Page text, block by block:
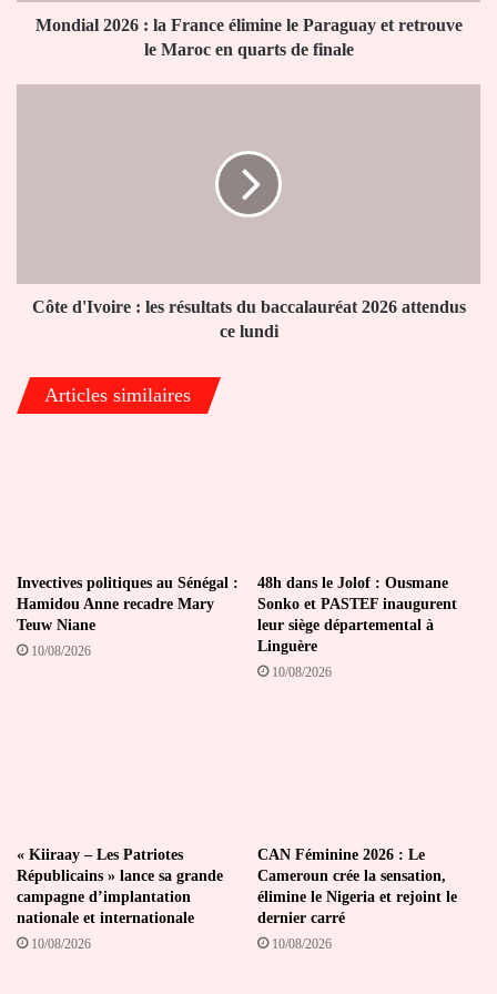
retrouve
Mondial 2026 : la France élimine le Paraguay et retrouve
le Maroc en quarts de finale
attendus
Côte d'Ivoire : les résultats du baccalauréat 2026 attendus
ce lundi
Articles similaires
Invectives politiques au Sénégal :
Hamidou Anne recadre Mary
Teuw Niane
10/08/2026
48h dans le Jolof : Ousmane
Sonko et PASTEF inaugurent
leur siège départemental à
Linguère
10/08/2026
« Kiiraay – Les Patriotes
Républicains » lance sa grande
campagne d’implantation
nationale et internationale
10/08/2026
CAN Féminine 2026 : Le
Cameroun crée la sensation,
élimine le Nigeria et rejoint le
dernier carré
10/08/2026